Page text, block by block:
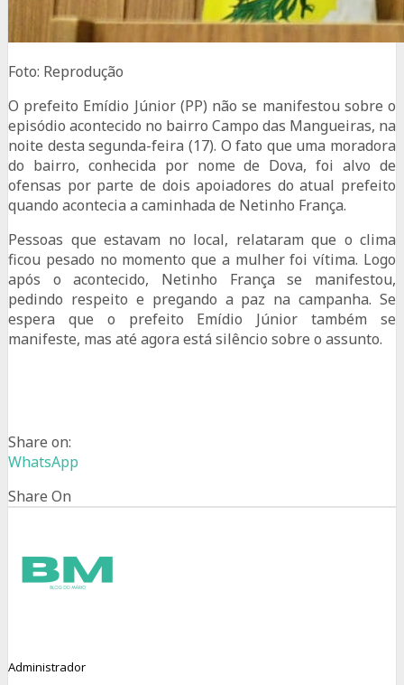
Foto: Reprodução
O prefeito Emídio Júnior (PP) não se manifestou sobre o
episódio acontecido no bairro Campo das Mangueiras, na
noite desta segunda-feira (17). O fato que uma moradora
do bairro, conhecida por nome de Dova, foi alvo de
ofensas por parte de dois apoiadores do atual prefeito
quando acontecia a caminhada de Netinho França.
Pessoas que estavam no local, relataram que o clima
ficou pesado no momento que a mulher foi vítima. Logo
após o acontecido, Netinho França se manifestou,
pedindo respeito e pregando a paz na campanha. Se
espera que o prefeito Emídio Júnior também se
manifeste, mas até agora está silêncio sobre o assunto.
Share on:
WhatsApp
Share On
Administrador